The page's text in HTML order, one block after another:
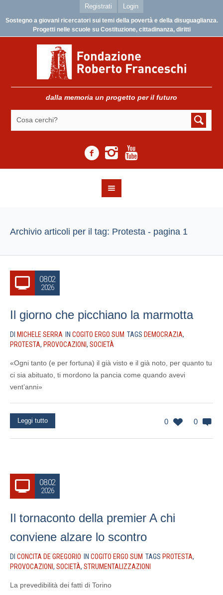
Registrati Login
Sostegno a giovani ricercatori sui temi della povertà e della disuguaglianza.
Progetti nelle scuole su Costituzione, cittadinanza, diritti
dalla memoria un progetto per il futuro
Archivio articoli per il tag: Protesta - pagina 1
08.02
2026
Il giorno che picchiano la marmotta
DI MICHELE SERRA IN COGITO ERGO SUM TAGS DEMOCRAZIA,
PROTESTA, PROVOCAZIONI , SOCIETÀ
«Ogni tanto (e per fortuna) il già visto e il già noto, per quanto tu
ci sia abituato, ti mordono la pancia come quando avevi
vent’anni»
0 0
Leggi tutto
08.02
2026
Il tornaconto della premier A chi
conviene alzare lo scontro
DI CONCITA DE GREGORIO IN COGITO ERGO SUM TAGS PROTESTA,
PROVOCAZIONI , SOCIETÀ, STRUMENTALIZZAZIONI
La prevedibilità dei fatti di Torino